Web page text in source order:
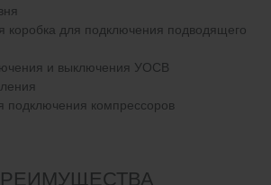
коробка для подключения подводящего
и выключения УОСВ
подключения компрессоров